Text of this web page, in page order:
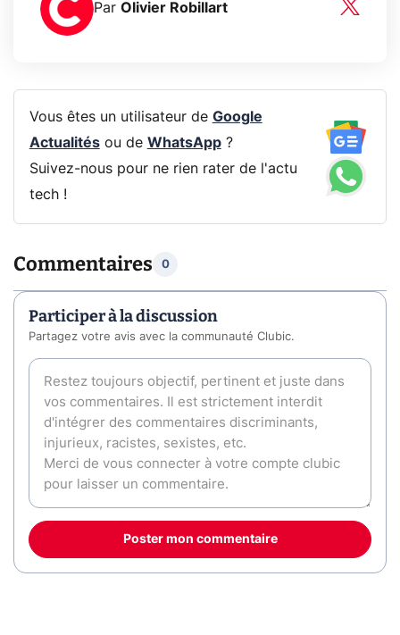
Par Olivier Robillart
Vous êtes un utilisateur de Google
Actualitésou de WhatsApp?
Suivez-nous pour ne rien rater de l'actu
tech !
Commentaires 0
Participer à la discussion
Partagez votre avis avec la communauté Clubic.
Poster mon commentaire